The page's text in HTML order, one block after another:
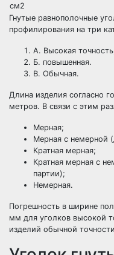
см2
Гнутые равнополочные
профилирования на три
А. Высокая
Б. повышенная.
В. Обычная.
Длина изделия согласно
метров. В связи с этим
Мерная;
Мерная с немерной
Кратная мерная;
Кратная мерная с
партии);
Немерная.
Погрешность в ширине
мм для уголков высокой
изделий обычной